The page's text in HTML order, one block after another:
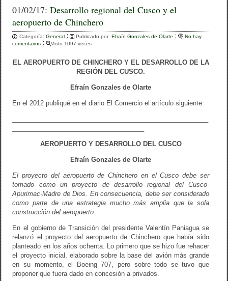
c
e
b
o
tt
er
m
p
ar
tir
01/02/17:Desarrollo regional del Cusco y el
aeropuerto de Chinchero
Categoría:General Publicado por:Efraín Gonzales de Olarte
No hay
comentarios
Visto:1097 veces
EL AEROPUERTO DE CHINCHERO Y EL DESARROLLO DE LA
REGIÓN DEL CUSCO.
Efraín Gonzales de Olarte
En el 2012 publiqué en el diario El Comercio el artículo siguiente:
AEROPUERTO Y DESARROLLO DEL CUSCO
Efraín Gonzales de Olarte
El proyecto del aeropuerto de Chinchero en el Cusco debe ser
tomado como un proyecto de desarrollo regional del Cusco-
Apurimac-Madre de Dios. En consecuencia, debe ser considerado
como parte de una estrategia mucho más amplia que la sola
construcción del aeropuerto.
En el gobierno de Transición del presidente Valentín Paniagua se
relanzó el proyecto del aeropuerto de Chinchero que había sido
planteado en los años ochenta. Lo primero que se hizo fue rehacer
el proyecto inicial, elaborado sobre la base del avión más grande
en su momento, el Boeing 707, pero sobre todo se tuvo que
proponer que fuera dado en concesión a privados.